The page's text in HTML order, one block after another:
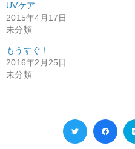
UVケア
2015年4月17日
未分類
もうすぐ！
2016年2月25日
未分類